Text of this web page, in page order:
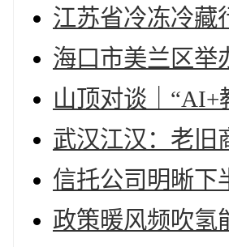
江苏省冷冻冷藏
海口市美兰区举
山顶对谈｜“AI+
武汉江汉：老旧
信托公司明晰下
政策暖风频吹氢